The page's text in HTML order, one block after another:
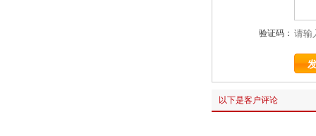
验证码：
以下是客户评论